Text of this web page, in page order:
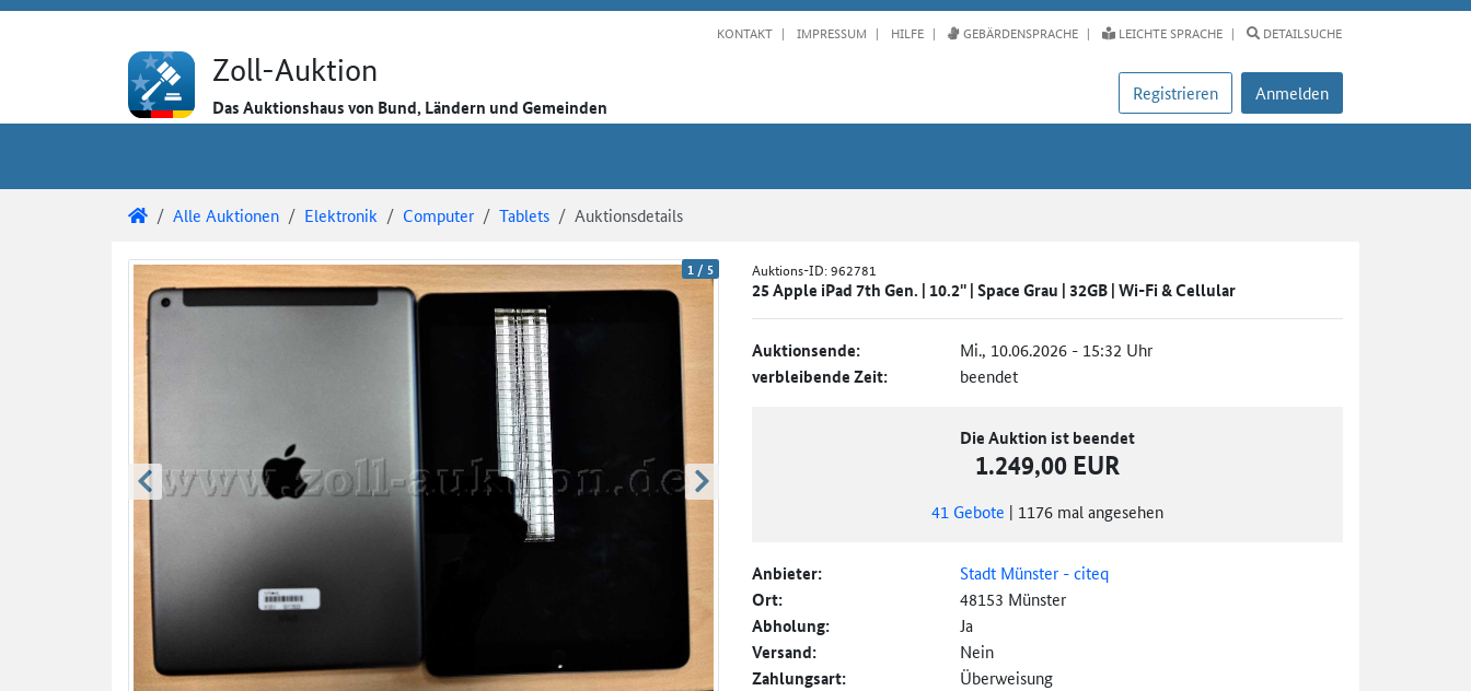
KONTAKT IMPRESSUM HILFE GEBÄRDENSPRACHE LEICHTE SPRACHE DETAILSUCHE
Zoll-Auktion
Das Auktionshaus von Bund, Ländern und Gemeinden
Registrieren Anmelden
Zoll-Auktion
Alle Auktionen Elektronik Computer Tablets Auktionsdetails
Auktionsdetails
Auktionsüberblick 1 / 5
zurück blättern weiter blättern
Auktions-ID:962781
25 Apple iPad 7th Gen. | 10.2'' | Space Grau | 32GB | Wi-Fi & Cellular
Auktionsende: Mi., 10.06.2026 - 15:32 Uhr
verbleibende Zeit: beendet
Die Auktion ist beendet
1.249,00 EUR
41 Gebote | 1176 mal angesehen
Anbieter: Stadt Münster - citeq
Ort: 48153 Münster
Abholung: Ja
Versand: Nein
Zahlungsart: Überweisung